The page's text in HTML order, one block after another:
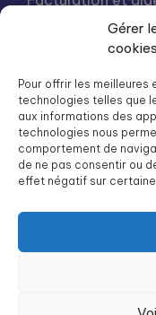
Gérer
cookies
Pour offrir les meilleures
technologies telles que
aux informations des
technologies nous
comportement de
de ne pas consentir ou
effet négatif sur
Nous rejoindre
Liste des
Groupe SOS
dg.seniors@groupe-